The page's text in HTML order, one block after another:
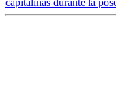
capitalinas durante la